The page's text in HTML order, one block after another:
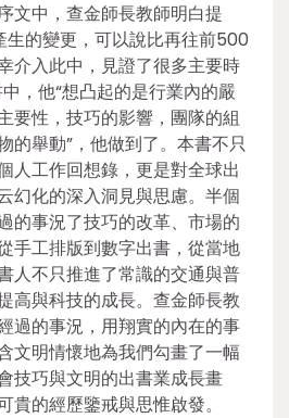
文中，查金師長教師明白提
生的變更，可以說比再往前500
介入此中，見證了很多主要時
，他“想凸起的是行業內的嚴
要性，技巧的影響，團隊的組
的舉動”，他做到了。本書不只
人工作回想錄，更是對全球出
幻化的深入洞見與思慮。半個
的事況了技巧的改革、市場的
手工排版到數字出書，從當地
人不只推進了常識的交通與普
高與科技的成長。查金師長教
過的事況，用翔實的內在的事
文明情懷地為我們勾畫了一幅
技巧與文明的出書業成長畫
貴的經歷鑒戒與思惟啟發。